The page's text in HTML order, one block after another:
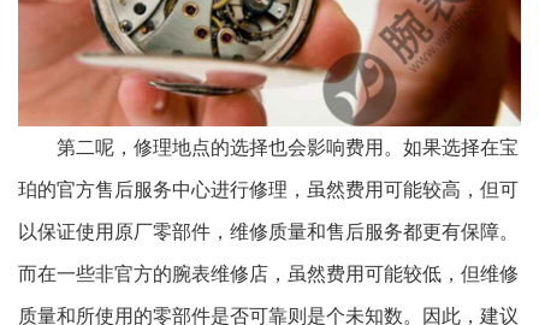
第二呢，修理地点的选择也会影响费用。如果选择在宝
珀的官方售后服务中心进行修理，虽然费用可能较高，但可
以保证使用原厂零部件，维修质量和售后服务都更有保障。
而在一些非官方的腕表维修店，虽然费用可能较低，但维修
质量和所使用的零部件是否可靠则是个未知数。因此，建议